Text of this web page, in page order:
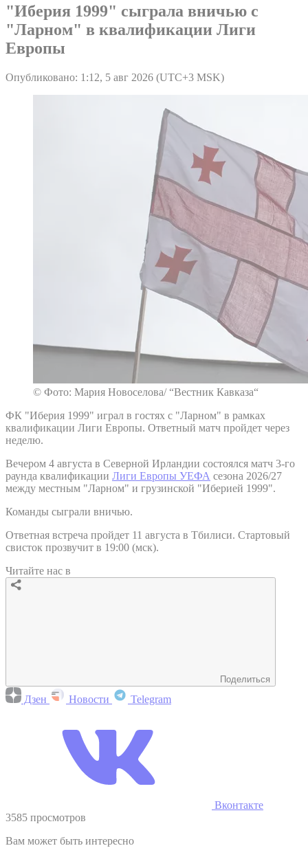
"Иберия 1999" сыграла вничью с
"Ларном" в квалификации Лиги
Европы
Опубликовано: 1:12, 5 авг 2026 (UTC+3 MSK)
© Фото: Мария Новоселова/ “Вестник Кавказа“
ФК "Иберия 1999" играл в гостях с "Ларном" в рамках
квалификации Лиги Европы. Ответный матч пройдет через
неделю.
Вечером 4 августа в Северной Ирландии состоялся матч 3-го
раунда квалификации Лиги Европы УЕФА сезона 2026/27
между местным "Ларном" и грузинской "Иберией 1999".
Команды сыграли вничью.
Ответная встреча пройдет 11 августа в Тбилиси. Стартовый
свисток прозвучит в 19:00 (мск).
Читайте нас в
Поделиться
Дзен Новости Telegram
Вконтакте
3585 просмотров
Вам может быть интересно